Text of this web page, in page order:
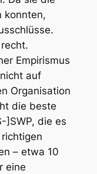
konnten,
Empirismus
auf
Organisation
die beste
]SWP, die es
– etwa 10
eine